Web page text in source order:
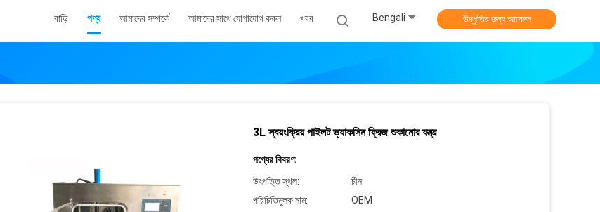
বাড়ি পণ্য আমাদের সম্পর্কে আমাদের সাথে যোগাযোগ করুন খবর Bengali উদ্ধৃতির জন্য আবেদন
3L স্বয়ংক্রিয় পাইলট ভ্যাকসিন ফ্রিজ শুকানোর যন্ত্র
পণ্যের বিবরণ:
উৎপত্তি স্থল:
চীন
পরিচিতিমুলক নাম:
OEM